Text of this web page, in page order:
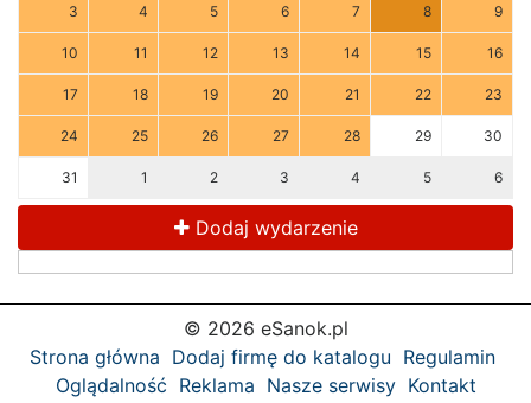
3 4 5 6 7 8 9
10 11 12 13 14 15 16
17 18 19 20 21 22 23
24 25 26 27 28 29 30
31 1 2 3 4 5 6
Dodaj wydarzenie
© 2026 eSanok.pl
Strona główna Dodaj firmę do katalogu Regulamin
Oglądalność Reklama Nasze serwisy Kontakt